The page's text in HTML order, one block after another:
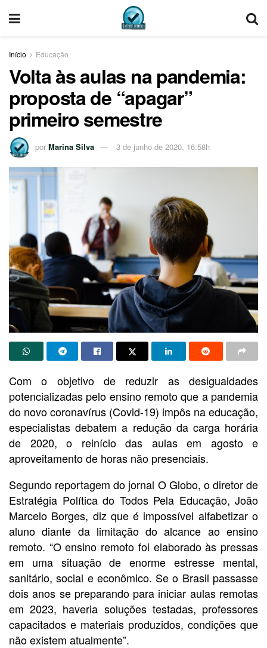
Início Educação
Volta às aulas na pandemia:
proposta de “apagar”
primeiro semestre
por Marina Silva 3 de junho de 2020, 16:58h
Com o objetivo de reduzir as desigualdades
potencializadas pelo ensino remoto que a pandemia
do novo coronavírus (Covid-19) impôs na educação,
especialistas debatem a redução da carga horária
de 2020, o reinício das aulas em agosto e
aproveitamento de horas não presenciais.
Segundo reportagem do jornal O Globo, o diretor de
Estratégia Política do Todos Pela Educação, João
Marcelo Borges, diz que é impossível alfabetizar o
aluno diante da limitação do alcance ao ensino
remoto. “O ensino remoto foi elaborado às pressas
em uma situação de enorme estresse mental,
sanitário, social e econômico. Se o Brasil passasse
dois anos se preparando para iniciar aulas remotas
em 2023, haveria soluções testadas, professores
capacitados e materiais produzidos, condições que
não existem atualmente”.